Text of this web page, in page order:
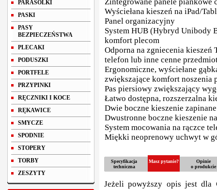
PARASOLKI
PASKI
PASY
BEZPIECZEŃSTWA
PLECAKI
PODUSZKI
PORTFELE
PRZYPINKI
RĘCZNIKI I KOCE
RĘKAWICE
SMYCZE
SPODNIE
STOPERY
TORBY
ZESZYTY
Wyściełana kieszeń na iPad/
Panel organizacyjny
System HUB (Hybryd Unibody
komfort plecom
Odporna na zgniecenia kieszeń
telefon lub inne cenne
Ergonomiczne, wyściełane
zwiększające komfort noszenia
Pas piersiowy zwiększający
Łatwo dostępna, rozszerzalna
Dwie boczne kieszenie
Dwustronne boczne kieszenie
System mocowania na rączce
Miękki neoprenowy uchwyt w
Specyfikacja
techniczna
Masz pytanie?
Opinie
o produkcie
Jeżeli powyższy opis jest dla